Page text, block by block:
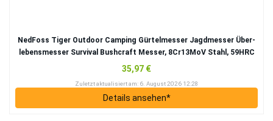
Ned­Foss Tiger Out­door Cam­ping Gür­tel­mes­ser Jagd­mes­ser Über­
le­bens­mes­ser Sur­vi­val Bush­craft Mes­ser, 8Cr13MoV Stahl, 59HRC
35,97 €
Zuletzt aktua­li­siert am: 6. August 2026 12:28
Details anse­hen*